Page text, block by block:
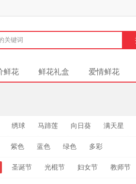
鲜花 鲜花礼盒 爱情鲜花
绣球 马蹄莲 向日葵 满天星
紫色 蓝色 绿色 多彩
圣诞节 光棍节 妇女节 教师节